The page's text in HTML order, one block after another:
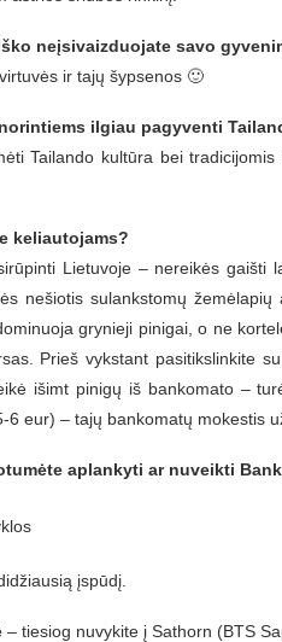
neįsivaizduojate savo
ir tajų šypsenos 🙂
ilgiau pagyventi
Tailando kultūra bei
keliautojams?
Lietuvoje – nereikės gaišti
nešiotis sulankstomų
grynieji pinigai, o ne
Prieš vykstant pasitikslinkite
išimt pinigų iš bankomato –
6 eur) – tajų bankomatų mokestis
aplankyti ar nuveikti
įspūdį.
– tiesiog nuvykite į Sathorn (BTS